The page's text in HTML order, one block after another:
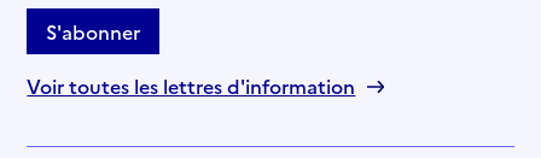
S'abonner
Voir toutes les lettres d'information